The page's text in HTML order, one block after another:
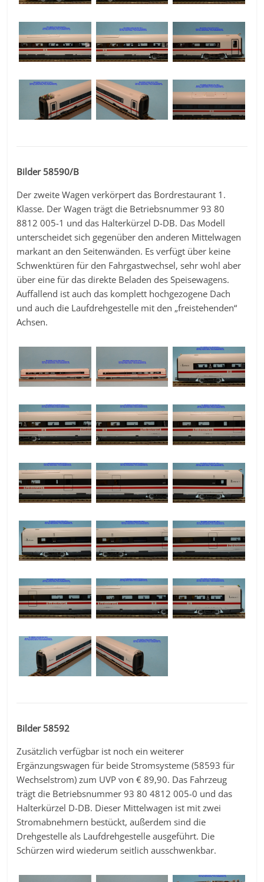
Bilder 58590/B
Der zweite Wagen verkörpert das Bordrestaurant 1.
Klasse. Der Wagen trägt die Betriebsnummer 93 80
8812 005-1 und das Halterkürzel D-DB. Das Modell
unterscheidet sich gegenüber den anderen Mittelwagen
markant an den Seitenwänden. Es verfügt über keine
Schwenktüren für den Fahrgastwechsel, sehr wohl aber
über eine für das direkte Beladen des Speisewagens.
Auffallend ist auch das komplett hochgezogene Dach
und auch die Laufdrehgestelle mit den „freistehenden“
Achsen.
Bilder 58592
Zusätzlich verfügbar ist noch ein weiterer
Ergänzungswagen für beide Stromsysteme (58593 für
Wechselstrom) zum UVP von € 89,90. Das Fahrzeug
trägt die Betriebsnummer 93 80 4812 005-0 und das
Halterkürzel D-DB. Dieser Mittelwagen ist mit zwei
Stromabnehmern bestückt, außerdem sind die
Drehgestelle als Laufdrehgestelle ausgeführt. Die
Schürzen wird wiederum seitlich ausschwenkbar.